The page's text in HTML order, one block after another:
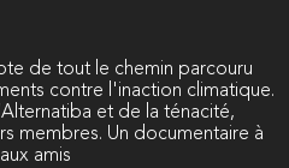
de tout le chemin parcouru
contre l'inaction climatique.
et de la ténacité,
membres. Un documentaire à
amis